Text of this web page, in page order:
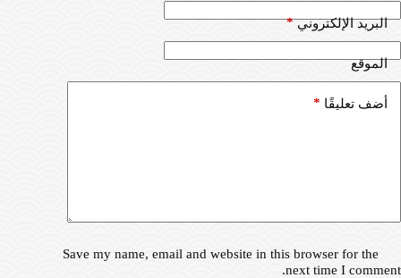
البريد الإلكتروني*
الموقع
أضف تعليقًا *
Save my name, email and website in this browser for the
next time I comment.